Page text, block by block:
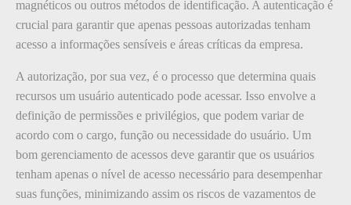
magnéticos ou outros métodos de identificação. A autenticação é
crucial para garantir que apenas pessoas autorizadas tenham
acesso a informações sensíveis e áreas críticas da empresa.
A autorização, por sua vez, é o processo que determina quais
recursos um usuário autenticado pode acessar. Isso envolve a
definição de permissões e privilégios, que podem variar de
acordo com o cargo, função ou necessidade do usuário. Um
bom gerenciamento de acessos deve garantir que os usuários
tenham apenas o nível de acesso necessário para desempenhar
suas funções, minimizando assim os riscos de vazamentos de